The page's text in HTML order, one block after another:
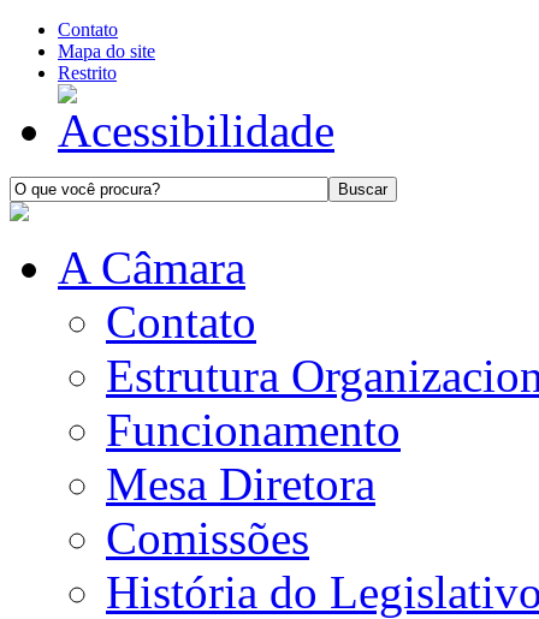
Contato
Mapa do site
Restrito
A Câmara
Contato
Estrutura
Funcionamento
Mesa Diretora
Comissões
História do